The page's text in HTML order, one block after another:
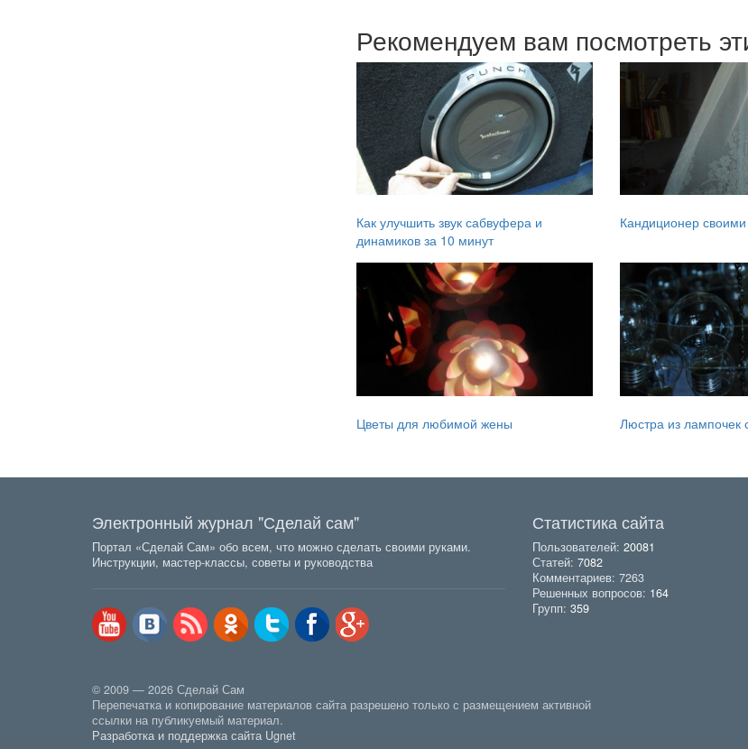
Рекомендуем вам посмотреть
Как улучшить звук сабвуфера и
динамиков за 10 минут
Кандиционер
Цветы для любимой жены Люстра из лампочек
Электронный журнал "Сделай сам"
Портал «Сделай Сам» обо всем, что можно сделать своими руками.
Инструкции, мастер-классы, советы и руководства
Статистика сайта
Пользователей: 20081
Статей: 7082
Комментариев: 7263
Решенных вопросов: 164
Групп: 359
© 2009 — 2026 Сделай Сам
Перепечатка и копирование материалов сайта разрешено только с размещением активной
ссылки на публикуемый материал.
Разработка и поддержка сайта Ugnet